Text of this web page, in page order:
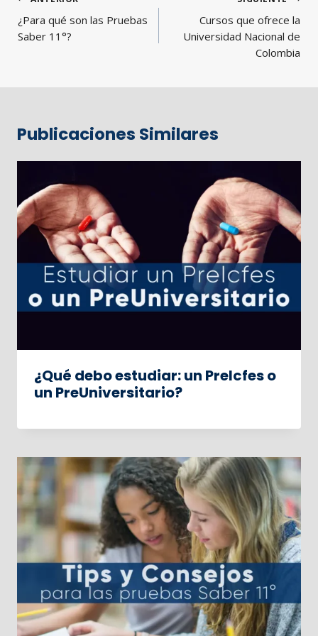
de
entradas
¿Para qué son las Pruebas
Saber 11°?
Cursos que ofrece la
Universidad Nacional de
Colombia
Publicaciones Similares
¿Qué debo estudiar: un PreIcfes o
un PreUniversitario?